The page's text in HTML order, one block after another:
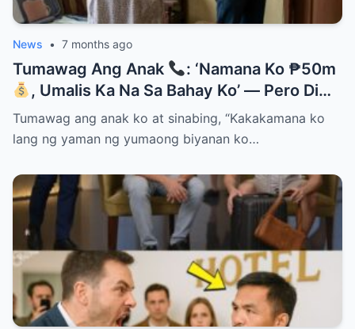
News • 7 months ago
Tumawag Ang Anak
: ‘Namana Ko ₱50m
, Umalis Ka Na Sa Bahay Ko’ — Pero Di
Niya Alam Na…
Tumawag ang anak ko at sinabing, “Kakakamana ko
lang ng yaman ng yumaong biyanan ko…